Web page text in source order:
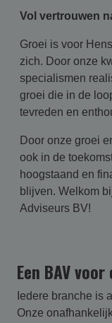
Vol vertrouwen
Groei is voor
zich. Door onze
specialismen
groei die in de
tevreden en
Door onze groei
ook in de
hoogstaand en
blijven. Welkom
Adviseurs BV!
Een BAV
Iedere branche is
Onze